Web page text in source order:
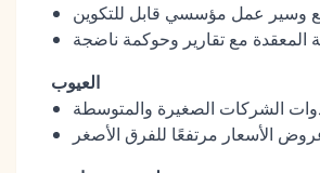
وسير عمل مؤسسي قابل للتكوين
المعقدة مع تقارير وحوكمة ناضجة
العيوب
الشركات الصغيرة والمتوسطة
الأسعار مرتفعًا للفرق الأصغر